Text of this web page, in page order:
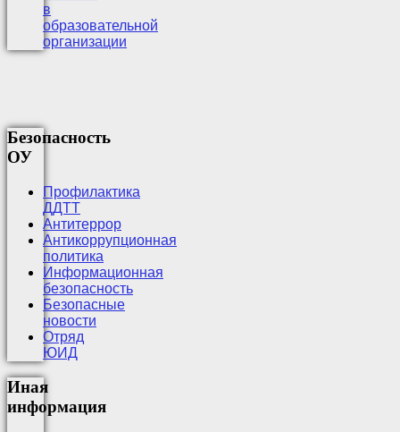
в
образовательной
организации
Безопасность
ОУ
Профилактика
ДДТТ
Антитеррор
Антикоррупционная
политика
Информационная
безопасность
Безопасные
новости
Отряд
ЮИД
Иная
информация